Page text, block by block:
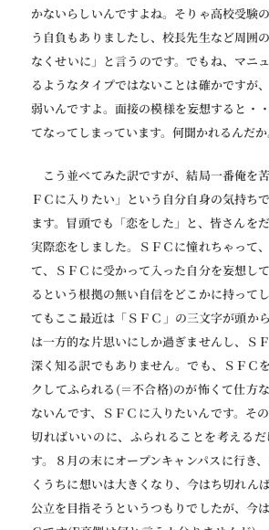
かないらしいんですよね。そりゃ高校受験
う自負もありましたし、校長先生など周囲
なくせいに」と言うのです。でもね、マニ
るようなタイプではないことは確かですが
弱いんですよ。面接の模様を妄想すると・
てなってしまっています。何聞かれるんだか
こう並べてみた訳ですが、結局一番俺を
ＦＣに入りたい」という自分自身の気持ち
ます。冒頭でも「恋をした」と、皆さんを
実際恋をしました。ＳＦＣに憧れちゃって
て、ＳＦＣに受かって入った自分を妄想し
るという根拠の無い自信をどこかに持って
てもここ最近は「ＳＦＣ」の三文字が頭か
は一方的な片思いにしか過ぎませんし、Ｓ
深く知る訳でもありません。でも、ＳＦＣ
クしてふられる(＝不合格)のが怖くて仕方
ないんです、ＳＦＣに入りたいんです。そ
切ればいいのに、ふられることを考える
す。８月の末にオープンキャンパスに行き
くうちに想いは大きくなり、今はち切れん
公立を目指そうというつもりでしたが、今